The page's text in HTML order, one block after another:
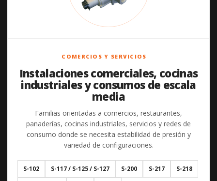
COMERCIOS Y SERVICIOS
Instalaciones comerciales, cocinas
industriales y consumos de escala
media
Familias orientadas a comercios, restaurantes,
panaderías, cocinas industriales, servicios y redes de
consumo donde se necesita estabilidad de presión y
variedad de configuraciones.
S-102 S-117 / S-125 / S-127 S-200 S-217 S-218